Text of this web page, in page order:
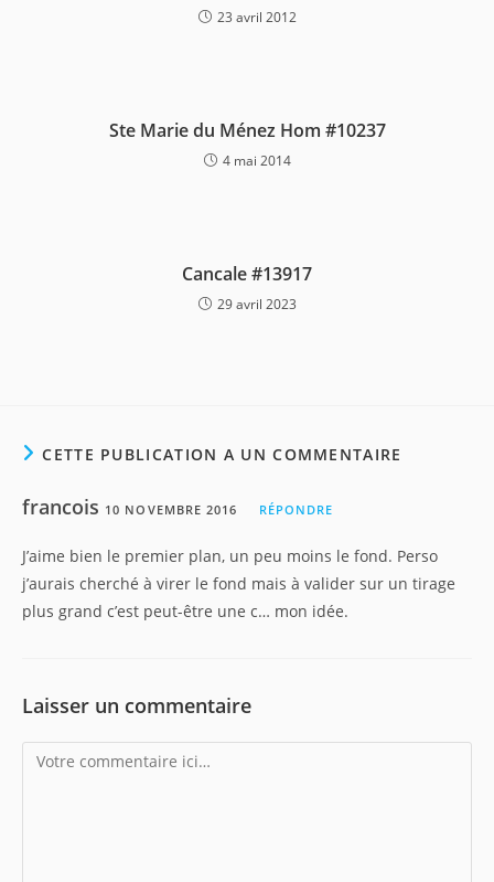
23 avril 2012
Ste Marie du Ménez Hom #10237
4 mai 2014
Cancale #13917
29 avril 2023
CETTE PUBLICATION A UN COMMENTAIRE
francois 10 NOVEMBRE 2016 RÉPONDRE
J’aime bien le premier plan, un peu moins le fond. Perso
j’aurais cherché à virer le fond mais à valider sur un tirage
plus grand c’est peut-être une c… mon idée.
Laisser un commentaire
Comment